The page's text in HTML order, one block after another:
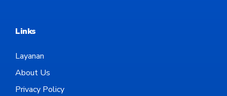
Links
Layanan
About Us
Privacy Policy